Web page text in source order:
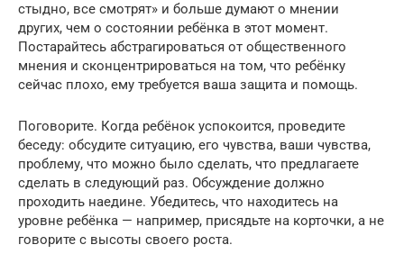
стыдно, все смотрят» и больше думают о мнении
других, чем о состоянии ребёнка в этот момент.
Постарайтесь абстрагироваться от общественного
мнения и сконцентрироваться на том, что ребёнку
сейчас плохо, ему требуется ваша защита и помощь.
‍Поговорите. Когда ребёнок успокоится, проведите
беседу: обсудите ситуацию, его чувства, ваши чувства,
проблему, что можно было сделать, что предлагаете
сделать в следующий раз. Обсуждение должно
проходить наедине. Убедитесь, что находитесь на
уровне ребёнка — например, присядьте на корточки, а не
говорите с высоты своего роста.